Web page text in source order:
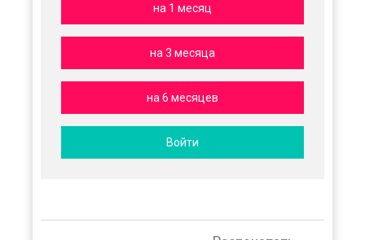
на 1 месяц
на 3 месяца
на 6 месяцев
Войти